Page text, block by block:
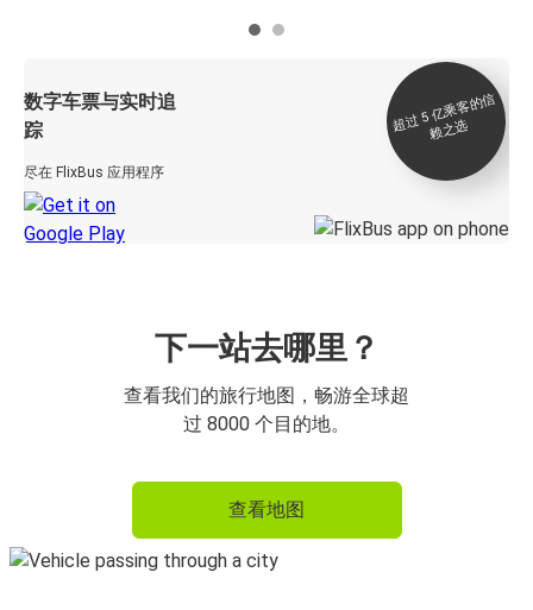
数字车票与实时追
踪
尽在 FlixBus 应用程序
超
过 5
亿
乘
客
的
信
赖
之
选
下一站去哪里？
查看我们的旅行地图，畅游全球超
过 8000 个目的地。
查看地图